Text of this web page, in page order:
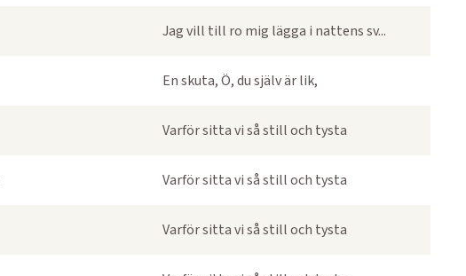
Jag vill till ro mig lägga i nattens sv...
En skuta, Ö, du själv är lik,
Varför sitta vi så still och tysta
Varför sitta vi så still och tysta
Varför sitta vi så still och tysta